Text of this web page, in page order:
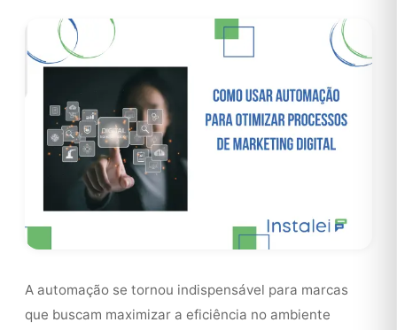
A automação se tornou indispensável para marcas
que buscam maximizar a eficiência no ambiente